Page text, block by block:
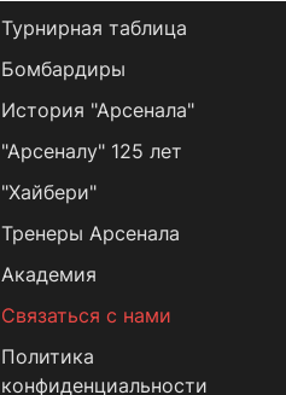
Турнирная таблица
Бомбардиры
История "Арсенала"
"Арсеналу" 125 лет
"Хайбери"
Тренеры Арсенала
Академия
Связаться с нами
Политика
конфиденциальности